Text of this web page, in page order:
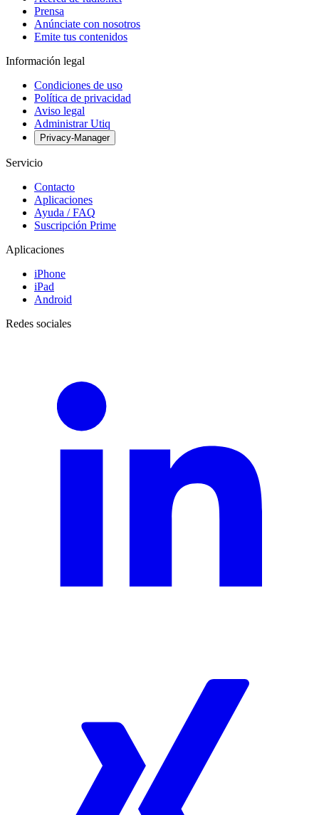
Prensa
Anúnciate con nosotros
Emite tus contenidos
Información legal
Condiciones de uso
Política de privacidad
Aviso legal
Administrar Utiq
Privacy-Manager
Servicio
Contacto
Aplicaciones
Ayuda / FAQ
Suscripción Prime
Aplicaciones
iPhone
iPad
Android
Redes sociales